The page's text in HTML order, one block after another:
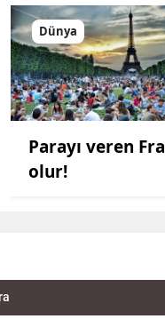
Dünya
Parayı veren
olur!